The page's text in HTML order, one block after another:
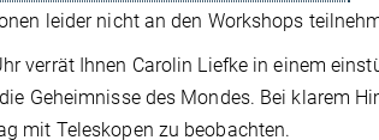
leider nicht an den Workshops
verrät Ihnen Carolin Liefke in einem
Geheimnisse des Mondes. Bei klarem
mit Teleskopen zu beobachten.